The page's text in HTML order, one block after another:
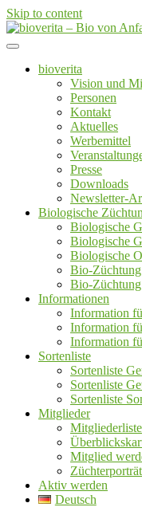
Skip to content
bioverita – Bio
bioverita
Vision und
Personen
Kontakt
Aktuelles
Werbemittel
Presse
Downloads
Newsletter-
Biologische
Biologische
Biologische
Biologische
Bio-
Bio-
Informationen
Information
Information
Information
Sortenliste
Sortenliste
Sortenliste
Sortenliste
Mitglieder
Mitgliederliste
Mitglied
Aktiv werden
Deutsch